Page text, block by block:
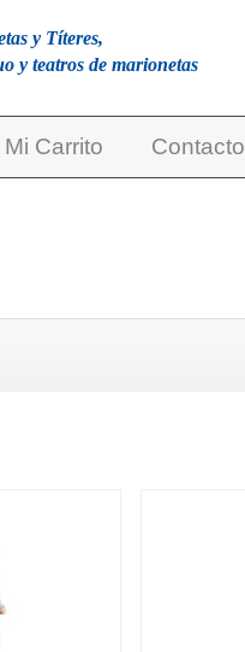
Mi Carrito Contacto
y Títeres,
y teatros de marionetas